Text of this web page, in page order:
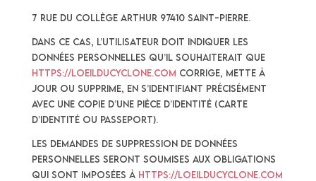
7 rue du collège Arthur 97410 Saint-Pierre.
Dans ce cas, l’Utilisateur doit indiquer les
Données Personnelles qu’il souhaiterait que
https://loeilducyclone.com corrige, mette à
jour ou supprime, en s’identifiant précisément
avec une copie d’une pièce d’identité (carte
d’identité ou passeport).
Les demandes de suppression de Données
Personnelles seront soumises aux obligations
qui sont imposées à https://loeilducyclone.com